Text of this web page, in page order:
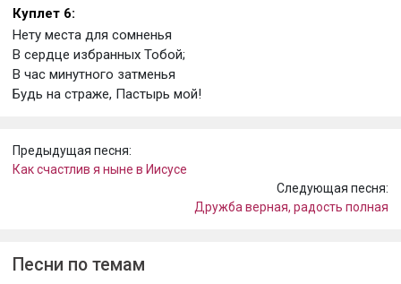
Куплет 6:
Нету места для сомненья
В сердце избранных Тобой;
В час минутного затменья
Будь на страже, Пастырь мой!
Предыдущая песня:
Как счастлив я ныне в Иисусе
Следующая песня:
Дружба верная, радость полная
Песни по темам